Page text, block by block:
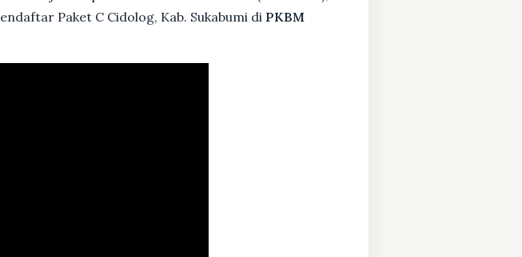
Paket C Cidolog, Kab. Sukabumi di PKBM